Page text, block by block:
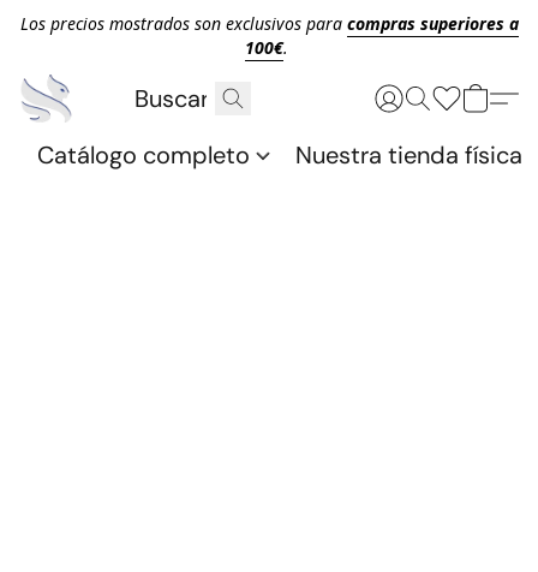
Los precios mostrados son exclusivos para compras superiores a
100€.
Catálogo completo Nuestra tienda física